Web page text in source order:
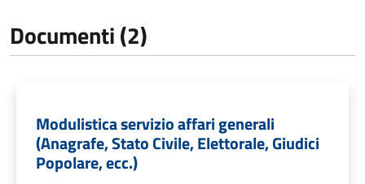
Documenti (2)
Modulistica servizio affari generali
(Anagrafe, Stato Civile, Elettorale, Giudici
Popolare, ecc.)